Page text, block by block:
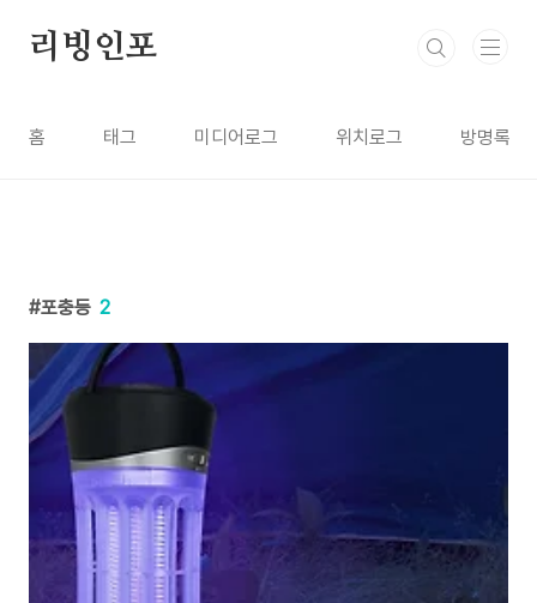
리빙인포
홈 태그 미디어로그 위치로그 방명록
포충등 2